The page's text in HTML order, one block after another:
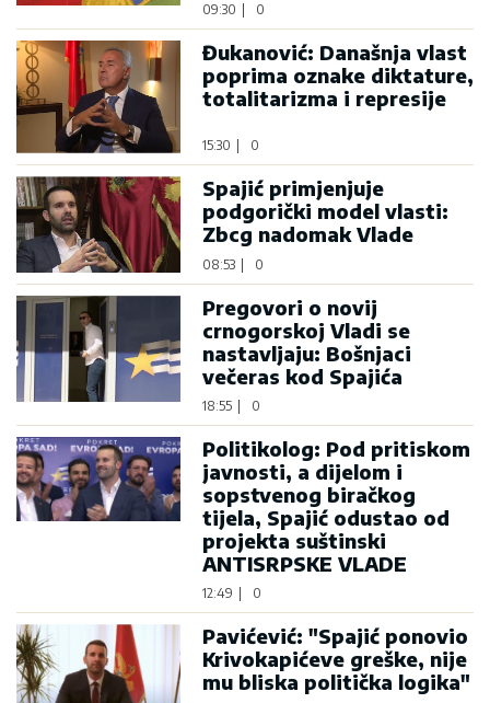
09:30 0
Đukanović: Današnja vlast
poprima oznake diktature,
totalitarizma i represije
15:30 0
Spajić primjenjuje
podgorički model vlasti:
Zbcg nadomak Vlade
08:53 0
Pregovori o novij
crnogorskoj Vladi se
nastavljaju: Bošnjaci
večeras kod Spajića
18:55 0
Politikolog: Pod pritiskom
javnosti, a dijelom i
sopstvenog biračkog
tijela, Spajić odustao od
projekta suštinski
ANTISRPSKE VLADE
12:49 0
Pavićević: "Spajić ponovio
Krivokapićeve greške, nije
mu bliska politička logika"